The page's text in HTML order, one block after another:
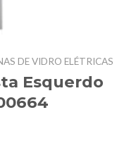
DE VIDRO ELÉTRICAS
Esquerdo